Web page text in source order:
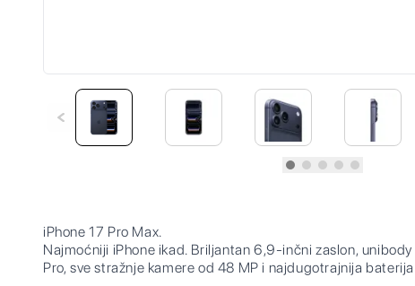
iPhone 17 Pro Max.
Najmoćniji iPhone ikad. Briljantan 6,9-inčni zaslon,
Pro, sve stražnje kamere od 48 MP i najdugotrajnija